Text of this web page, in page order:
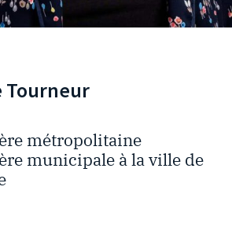
Tourneur
métropolitaine
municipale à la ville de